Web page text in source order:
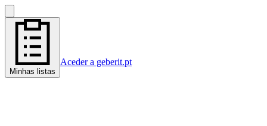
Minhas listas
Aceder a geberit.pt